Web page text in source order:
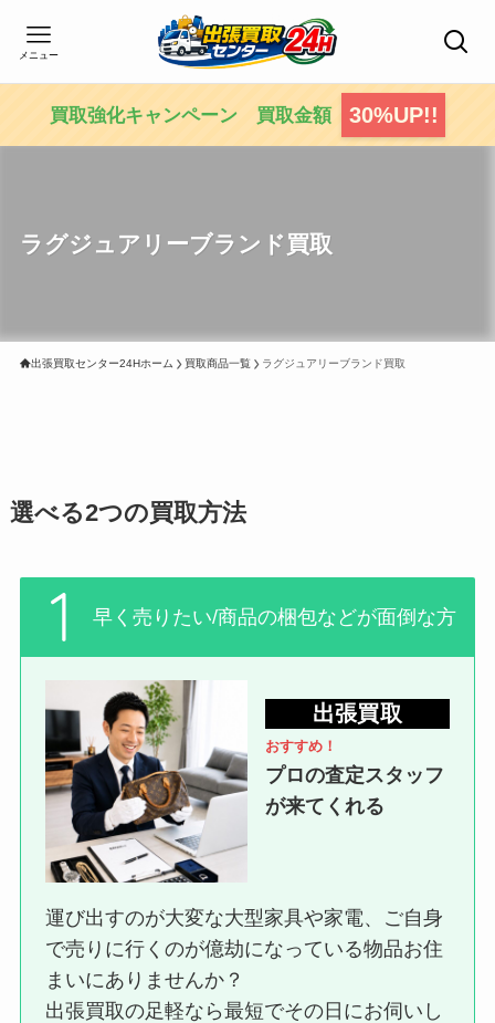
メニュー
買取強化キャンペーン 買取金額 30%UP!!
ラグジュアリーブランド買取
出張買取センター24Hホーム 買取商品一覧 ラグジュアリーブランド買取
選べる2つの買取方法
早く売りたい/商品の梱包などが面倒な方
出張買取
おすすめ！
プロの査定スタッフ
が来てくれる
運び出すのが大変な大型家具や家電、ご自身
で売りに行くのが億劫になっている物品お住
まいにありませんか？
出張買取の足軽なら最短でその日にお伺いし